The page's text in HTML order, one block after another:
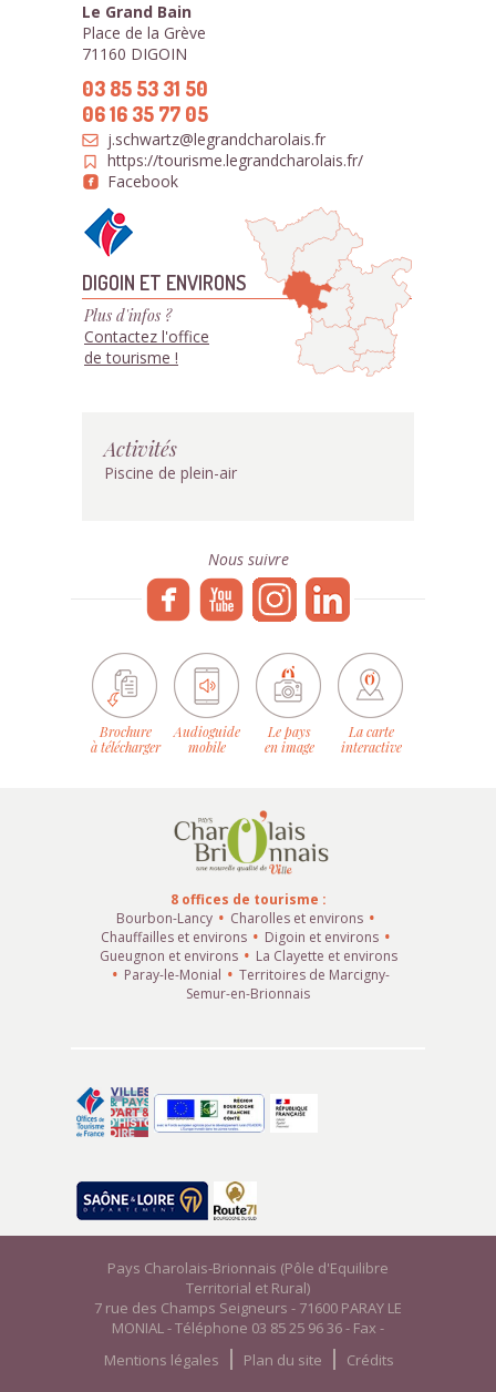
Le Grand Bain
Place de la Grève
71160 DIGOIN
03 85 53 31 50
06 16 35 77 05
j.schwartz@legrandcharolais.fr
https://tourisme.legrandcharolais.fr/
Facebook
DIGOIN ET ENVIRONS
Plus d'infos ?
Contactez l'office
de tourisme !
Activités
Piscine de plein-air
Nous suivre
Brochure
à télécharger
Audioguide
mobile
Le pays
en image
La carte
interactive
8 offices de tourisme :
Bourbon-Lancy
Charolles et environs
Chauffailles et environs
Digoin et environs
Gueugnon et environs
La Clayette et environs
Paray-le-Monial
Territoires de Marcigny-
Semur-en-Brionnais
Pays Charolais-Brionnais (Pôle d'Equilibre
Territorial et Rural)
7 rue des Champs Seigneurs - 71600 PARAY LE
MONIAL - Téléphone 03 85 25 96 36 - Fax -
Mentions légales
Plan du site Crédits